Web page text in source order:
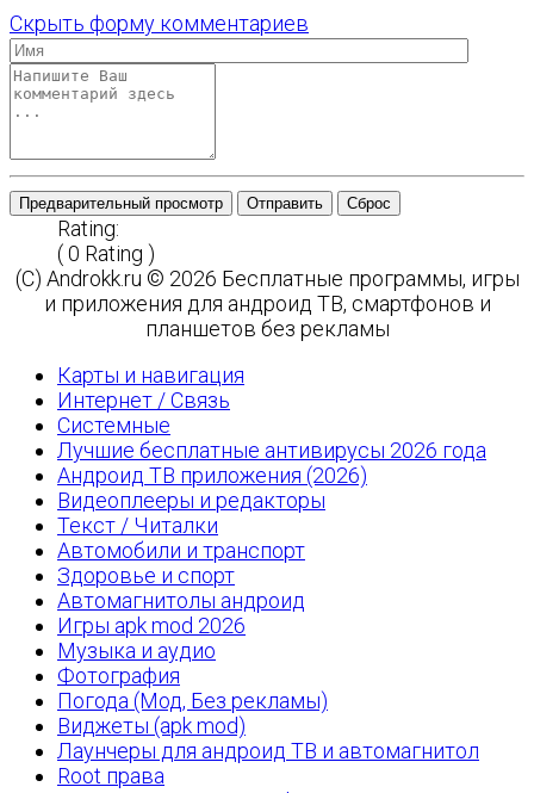
Скрыть форму комментариев
Предварительный просмотр Отправить Сброс
Rating:
( 0 Rating )
(C) Androkk.ru © 2026 Бесплатные программы, игры
и приложения для андроид ТВ, смартфонов и
планшетов без рекламы
Карты и навигация
Интернет / Связь
Системные
Лучшие бесплатные антивирусы 2026 года
Андроид ТВ приложения (2026)
Видеоплееры и редакторы
Текст / Читалки
Автомобили и транспорт
Здоровье и спорт
Автомагнитолы андроид
Игры apk mod 2026
Музыка и аудио
Фотография
Погода (Мод, Без рекламы)
Виджеты (apk mod)
Лаунчеры для андроид ТВ и автомагнитол
Root права